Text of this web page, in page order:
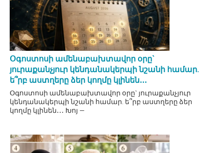
Օգոստոսի ամենաբախտավոր օրը`
յուրաքանչյուր կենդանակերպի նշանի համար.
ե՞րբ աստղերը ձեր կողմը կլինեն․․․
Օգոստոսի ամենաբախտավոր օրը` յուրաքանչյուր
կենդանակերպի նշանի համար. ե՞րբ աստղերը ձեր
կողմը կլինեն․․․ Խոյ —